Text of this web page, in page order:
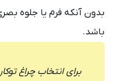
بدون آنکه فرم یا جلوه
باشد.
برای انتخاب چراغ